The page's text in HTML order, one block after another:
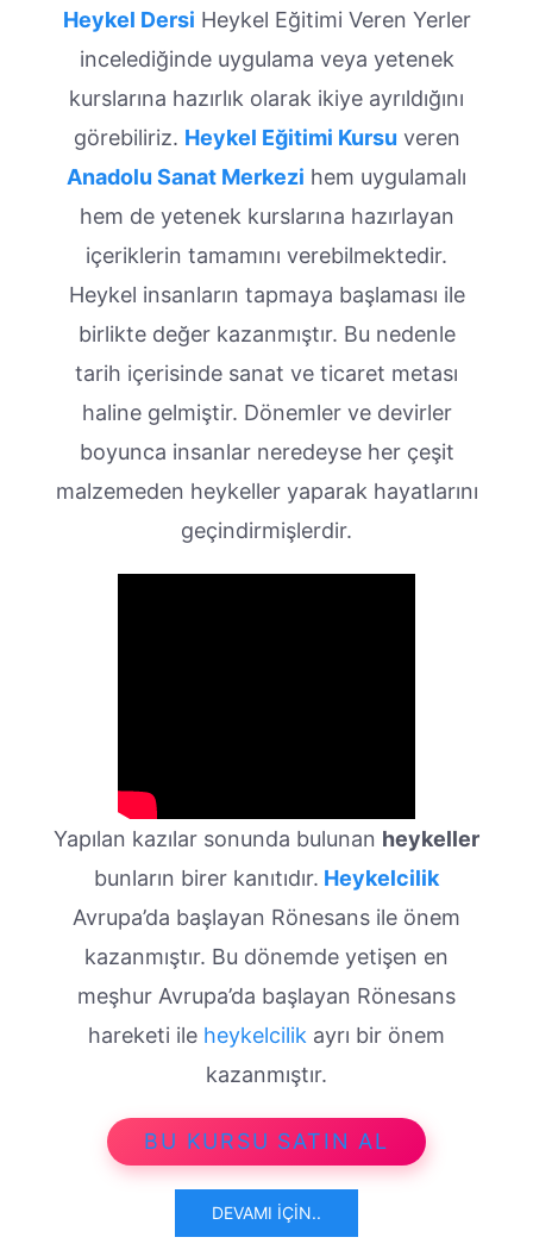
Heykel Dersi Heykel Eğitimi Veren Yerler
incelediğinde uygulama veya yetenek
kurslarına hazırlık olarak ikiye ayrıldığını
görebiliriz. Heykel Eğitimi Kursu veren
Anadolu Sanat Merkezi hem uygulamalı
hem de yetenek kurslarına hazırlayan
içeriklerin tamamını verebilmektedir.
Heykel insanların tapmaya başlaması ile
birlikte değer kazanmıştır. Bu nedenle
tarih içerisinde sanat ve ticaret metası
haline gelmiştir. Dönemler ve devirler
boyunca insanlar neredeyse her çeşit
malzemeden heykeller yaparak hayatlarını
geçindirmişlerdir.
Yapılan kazılar sonunda bulunan heykeller
bunların birer kanıtıdır. Heykelcilik
Avrupa’da başlayan Rönesans ile önem
kazanmıştır. Bu dönemde yetişen en
meşhur Avrupa’da başlayan Rönesans
hareketi ile heykelcilik ayrı bir önem
kazanmıştır.
BU KURSU SATIN AL
DEVAMI İÇIN..